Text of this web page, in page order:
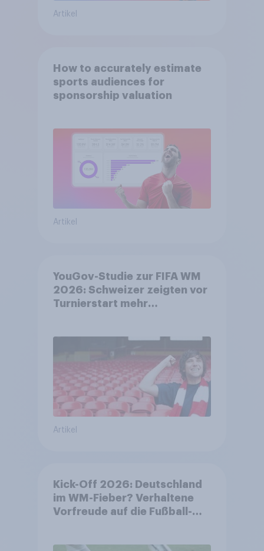
Artikel
How to accurately estimate
sports audiences for
sponsorship valuation
Artikel
YouGov-Studie zur FIFA WM
2026: Schweizer zeigten vor
Turnierstart mehr
Artikel
Kick-Off 2026: Deutschland
im WM-Fieber? Verhaltene
Vorfreude auf die Fußball-